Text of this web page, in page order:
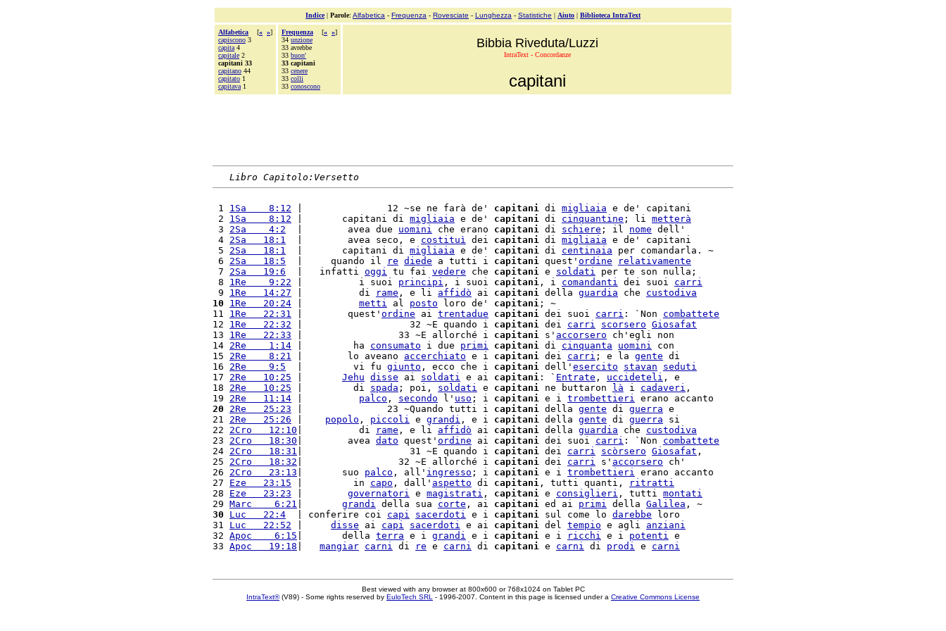
Indice| Parole: Alfabetica - Frequenza - Rovesciate - Lunghezza - Statistiche | Aiuto | Biblioteca IntraText
Alfabetica [« »]
capiscono 3
capita 4
capitale 2
capitani 33
capitano 44
capitato 1
capitava 1
Frequenza [« »]
34 unzione
33 avrebbe
33 buon'
33 capitani
33 cenere
33 colli
33 conoscono
Bibbia Riveduta/Luzzi
IntraText - Concordanze
capitani
Libro Capitolo:Versetto
1 1Sa    8:12 |               12 ~se ne farà de' capitani di migliaia e de' capitani
2 1Sa    8:12 |       capitani di migliaia e de' capitani di cinquantine ; li metterà
3 2Sa    4:2
  |        avea due
uomini che erano capitani di schiere ; il nome dell'
4 2Sa   18:1
  |        avea seco, e
costituì dei capitani di migliaia e de' capitani
5 2Sa   18:1
  |       capitani di
migliaia e de' capitani di centinaia per comandarla. ~
6 2Sa   18:5
  |     quando il
re diede a tutti i capitani quest' ordine
relativamente
7 2Sa   19:6
  |   infatti
oggi tu fai vedere che capitani e soldati per te son nulla;
8 1Re    9:22 |          i suoi principi , i suoi capitani , i comandanti dei suoi carri
9 1Re   14:27 |          di rame , e li affidò ai capitani della guardia che custodiva
10
1Re   20:24 metti al posto loro de' capitani ; ~
11 1Re   22:31 |        quest' ordine ai trentadue capitani dei suoi carri : `Non combattete
12 1Re   22:32 |                   32 ~E quando i capitani dei carri scorsero Giosafat
13 1Re   22:33 |                 33 ~E allorché i capitani s' accorsero ch'egli non
14 2Re    1:14 |         ha consumato i due primi capitani di cinquanta uomini con
15 2Re    8:21 |        lo aveano accerchiato e i capitani dei carri ; e la gente di
16 2Re    9:5
  |         vi fu
giunto , ecco che i capitani dell' esercito stavan
seduti
17 2Re   10:25 Jehu disse ai soldati e ai capitani : ` Entrate , uccideteli , e
18 2Re   10:25 |         di spada ; poi, soldati e capitani ne buttaron là i cadaveri ,
19 2Re   11:14 palco , secondo l' uso ; i capitani e i trombettieri
20
2Re   25:23 |               23 ~Quando tutti i capitani della gente di guerra e
21 2Re   25:26 popolo , piccoli e grandi , e i capitani della gente di guerra si
22 2Cro   12:10 |          di rame , e li affidò ai capitani della guardia che custodiva
23 2Cro   18:30 |        avea dato quest' ordine ai capitani dei suoi carri : `Non combattete
24 2Cro   18:31 |                   31 ~E quando i capitani dei carri scòrsero Giosafat ,
25 2Cro   18:32 |                 32 ~E allorché i capitani dei carri s' accorsero ch'
26 2Cro   23:13 |       suo palco , all' ingresso ; i capitani e i trombettieri erano accanto
27 Eze   23:15 |         in capo , dall' aspetto di capitani , tutti quanti,
ritratti
28 Eze   23:23 governatori e magistrati , capitani e consiglieri , tutti montati
29 Marc    6:21 grandi della sua corte , ai capitani ed ai primi della Galilea
30
Luc   22:4
  | conferire coi
capi sacerdoti e i capitani sul come lo darebbe loro
31 Luc   22:52 disse ai capi sacerdoti e ai capitani del tempio e agli anziani
32 Apoc    6:15 |       della terra e i grandi e i capitani e i ricchi e i potenti e
33 Apoc   19:18 mangiar carni di re e carni di capitani e carni di prodi e carni
Best viewed with any browser at 800x600 or 768x1024 on Tablet PC
IntraText®(V89) - Some rights reserved by EuloTech SRL - 1996-2007. Content in this page is licensed under a Creative Commons License